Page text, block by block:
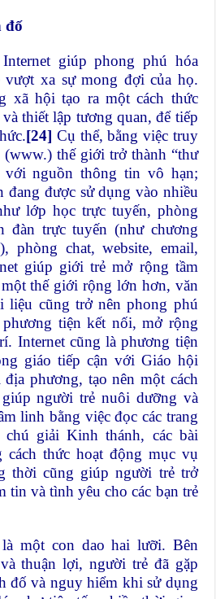
đố
giúp phong phú hóa
vượt xa sự mong đợi của họ.
xã hội tạo ra một cách thức
thiết lập tương quan, để tiếp
[24] Cụ thể, bằng việc truy
(www.) thế giới trở thành “thư
với nguồn thông tin vô hạn;
đang được sử dụng vào nhiều
lớp học trực tuyến, phòng
đàn trực tuyến (như chương
phòng chat, website, email,
giúp giới trẻ mở rộng tầm
thế giới rộng lớn hơn, văn
liệu cũng trở nên phong phú
tiện kết nối, mở rộng
Internet cũng là phương tiện
giáo tiếp cận với Giáo hội
phương, tạo nên một cách
người trẻ nuôi dưỡng và
linh bằng việc đọc các trang
giải Kinh thánh, các bài
cách thức hoạt động mục vụ
thời cũng giúp người trẻ trở
tin và tình yêu cho các bạn trẻ
một con dao hai lưỡi. Bên
thuận lợi, người trẻ đã gặp
đố và nguy hiểm khi sử dụng